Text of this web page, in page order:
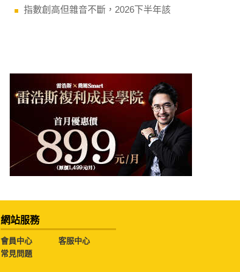
指數創高但雜音不斷，2026下半年該
網站服務
會員中心
客服中心
常見問題